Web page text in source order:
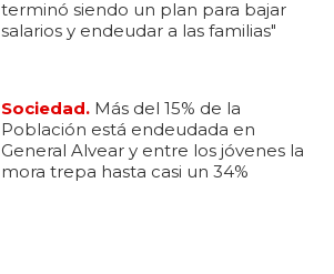
terminó siendo un plan para bajar
salarios y endeudar a las familias"
Sociedad. Más del 15% de la
Población está endeudada en
General Alvear y entre los jóvenes la
mora trepa hasta casi un 34%